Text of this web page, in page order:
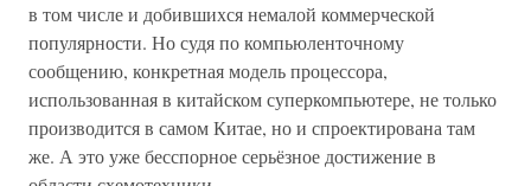
в том числе и добившихся немалой коммерческой
популярности. Но судя по компьюленточному
сообщению, конкретная модель процессора,
использованная в китайском суперкомпьютере, не только
производится в самом Китае, но и спроектирована там
же. А это уже бесспорное серьёзное достижение в